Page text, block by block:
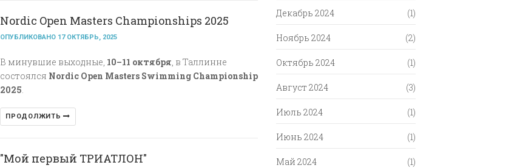
Nordic Open Masters Championships 2025
ОПУБЛИКОВАНО 17 ОКТЯБРЬ, 2025
В минувшие выходные, 10–11 октября, в Таллинне
состоялся Nordic Open Masters Swimming Championship
2025.
ПРОДОЛЖИТЬ
"Мой первый ТРИАТЛОН"
Декабрь 2024 (1)
Ноябрь 2024 (2)
Октябрь 2024 (1)
Август 2024 (3)
Июль 2024 (1)
Июнь 2024 (1)
Май 2024 (1)